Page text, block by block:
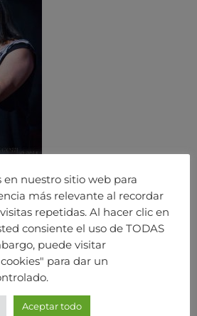
en nuestro sitio web para
más relevante al recordar
repetidas. Al hacer clic en
consiente el uso de TODAS
puede visitar
para dar un
Aceptar todo